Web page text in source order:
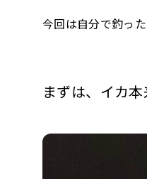
今回は自分で釣っ
まずは、イカ